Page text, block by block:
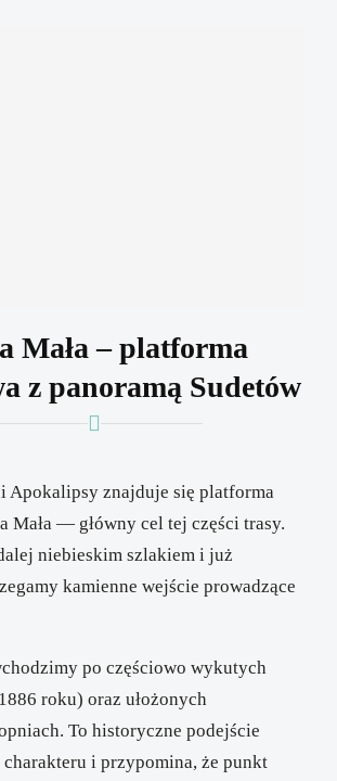
Mała – platforma
z panoramą Sudetów
Apokalipsy znajduje się platforma
Mała — główny cel tej części trasy.
niebieskim szlakiem i już
kamienne wejście prowadzące
po częściowo wykutych
roku) oraz ułożonych
To historyczne podejście
i przypomina, że punkt